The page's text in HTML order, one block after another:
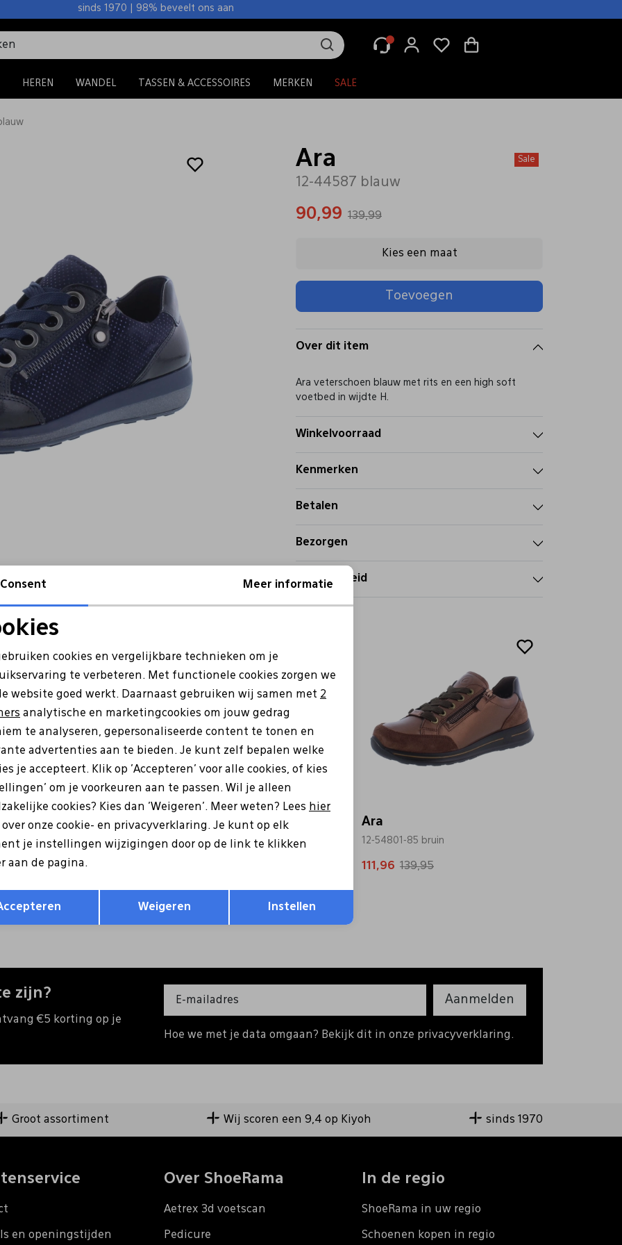
sinds 1970 | 98% beveelt ons aan
HEREN WANDEL TASSEN & ACCESSOIRES MERKEN SALE
Ara
12-44587 blauw
Sale
90,99 139,99
Kies een maat
Toevoegen
Over dit item
Ara veterschoen blauw met rits en een high soft
voetbed in wijdte H.
Winkelvoorraad
Kenmerken
Betalen
Bezorgen
Retourbeleid
75 goud
139,95
Ara
12-54801-82 blauw
Ara
12-54801-85 bruin
111,96 139,95
zijn?
€5 korting op je
Aanmelden
Hoe we met je data omgaan? Bekijk dit in onze privacyverklaring.
Groot assortiment Wij scoren een 9,4 op Kiyoh sinds 1970
en openingstijden
Over ShoeRama
Aetrex 3d voetscan
Pedicure
In de regio
ShoeRama in uw regio
Schoenen kopen in regio
cookies Marketing cookies
Opslaan
Consent Meer informatie
cookies en vergelijkbare technieken om je
te verbeteren. Met functionele cookies zorgen we
website goed werkt. Daarnaast gebruiken wij samen met 2
analytische en marketingcookies om jouw gedrag
te analyseren, gepersonaliseerde content te tonen en
advertenties aan te bieden. Je kunt zelf bepalen welke
je accepteert. Klik op 'Accepteren' voor alle cookies, of kies
om je voorkeuren aan te passen. Wil je alleen
cookies? Kies dan 'Weigeren'. Meer weten? Lees hier
over onze cookie- en privacyverklaring. Je kunt op elk
je instellingen wijzigingen door op de link te klikken
aan de pagina.
Weigeren Instellen